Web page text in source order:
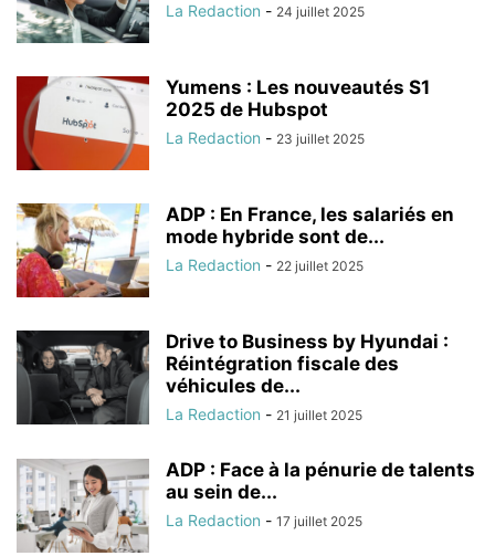
La Redaction - 24 juillet 2025
Yumens : Les nouveautés S1
2025 de Hubspot
La Redaction - 23 juillet 2025
ADP : En France, les salariés en
mode hybride sont de...
La Redaction - 22 juillet 2025
Drive to Business by Hyundai :
Réintégration fiscale des
véhicules de...
La Redaction - 21 juillet 2025
ADP : Face à la pénurie de talents
au sein de...
La Redaction - 17 juillet 2025